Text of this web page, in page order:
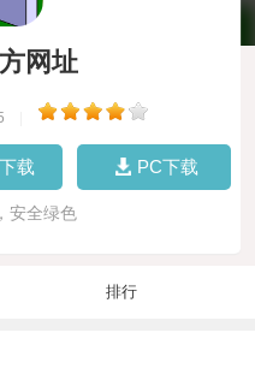
网址
载 PC下载
安全绿色
排行